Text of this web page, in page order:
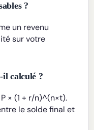
?
un revenu
sur votre
calculé ?
× (1 + r/n)^(n×t).
le solde final et